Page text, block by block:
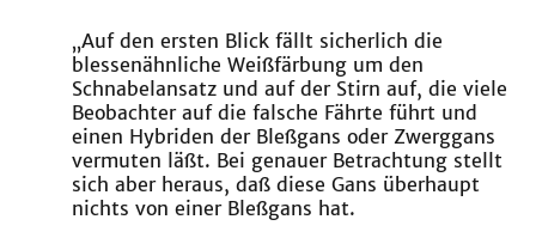
„Auf den ersten Blick fällt sicherlich die
blessenähnliche Weißfärbung um den
Schnabelansatz und auf der Stirn auf, die viele
Beobachter auf die falsche Fährte führt und
einen Hybriden der Bleßgans oder Zwerggans
vermuten läßt. Bei genauer Betrachtung stellt
sich aber heraus, daß diese Gans überhaupt
nichts von einer Bleßgans hat.